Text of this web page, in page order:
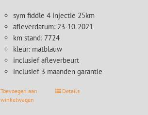
sym fiddle 4 injectie 25km
afleverdatum: 23-10-2021
km stand: 7724
kleur: matblauw
inclusief afleverbeurt
inclusief 3 maanden garantie
Toevoegen aan
winkelwagen
Details